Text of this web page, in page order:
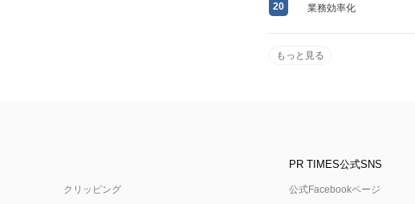
20 業務効率化
もっと見る
クリッピング
PR TIMES公式SNS
公式Facebookページ